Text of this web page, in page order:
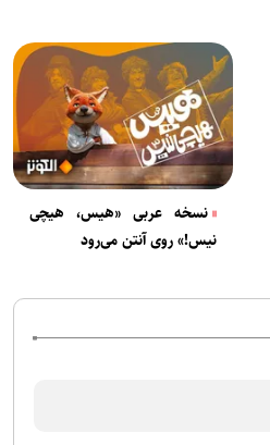
نسخه عربی «هیس، هیچی
نیس!» روی آنتن می‌رود